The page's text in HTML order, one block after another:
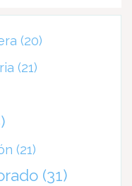
(20)
(21)
(21)
(31)